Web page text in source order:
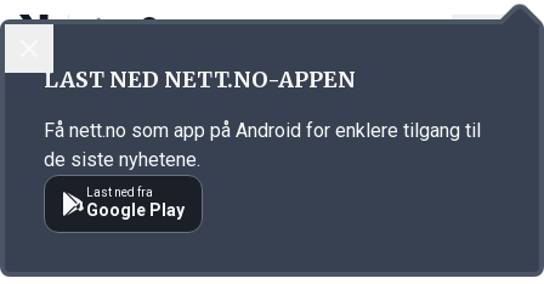
Annonsørinnhold
LAST NED NETT.NO-APPEN
Få nett.no som app på Android for enklere tilgang til
de siste nyhetene.
Last ned fra
Google Play